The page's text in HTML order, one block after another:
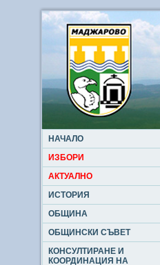
НАЧАЛО
ИЗБОРИ
АКТУАЛНО
ИСТОРИЯ
ОБЩИНА
ОБЩИНСКИ СЪВЕТ
КОНСУЛТИРАНЕ И
КООРДИНАЦИЯ НА